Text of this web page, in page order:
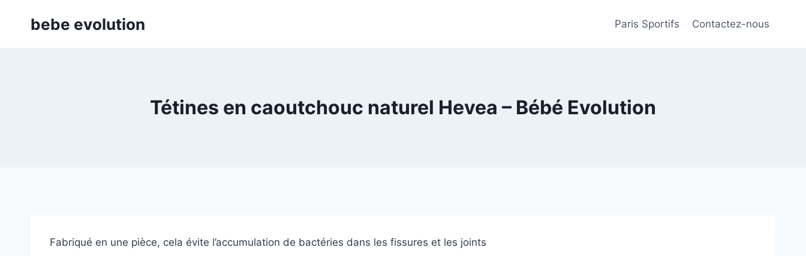
bebe evolution Paris Sportifs Contactez-nous
Tétines en caoutchouc naturel Hevea – Bébé Evolution
Fabriqué en une pièce, cela évite l’accumulation de bactéries dans les fissures et les joints